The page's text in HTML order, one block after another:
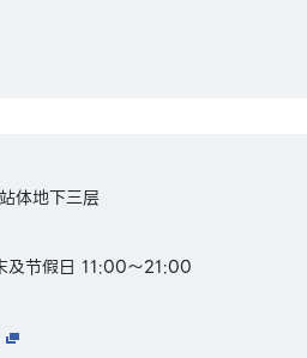
体地下三层
节假日 11:00～21:00